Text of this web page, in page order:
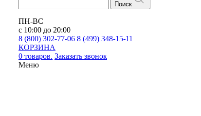
Поиск
ПН-ВС
с 10:00 до 20:00
8 (800) 302-77-06 8 (499) 348-15-11
КОРЗИНА
0 товаров. Заказать звонок
Меню